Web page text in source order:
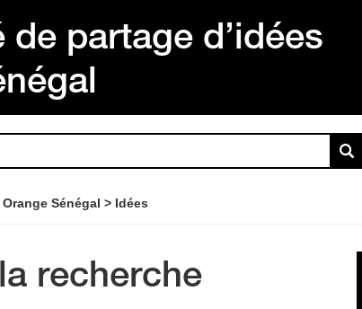
partage d’idées
Sénégal Idées
recherche